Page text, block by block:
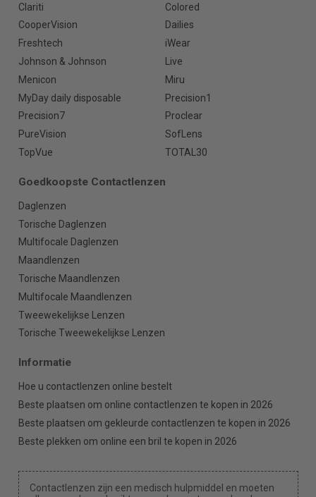
Clariti
Colored
CooperVision
Dailies
Freshtech
iWear
Johnson & Johnson
Live
Menicon
Miru
MyDay daily disposable
Precision1
Precision7
Proclear
PureVision
SofLens
TopVue
TOTAL30
Goedkoopste Contactlenzen
Daglenzen
Torische Daglenzen
Multifocale Daglenzen
Maandlenzen
Torische Maandlenzen
Multifocale Maandlenzen
Tweewekelijkse Lenzen
Torische Tweewekelijkse Lenzen
Informatie
Hoe u contactlenzen online bestelt
Beste plaatsen om online contactlenzen te kopen in 2026
Beste plaatsen om gekleurde contactlenzen te kopen in 2026
Beste plekken om online een bril te kopen in 2026
Contactlenzen zijn een medisch hulpmiddel en moeten